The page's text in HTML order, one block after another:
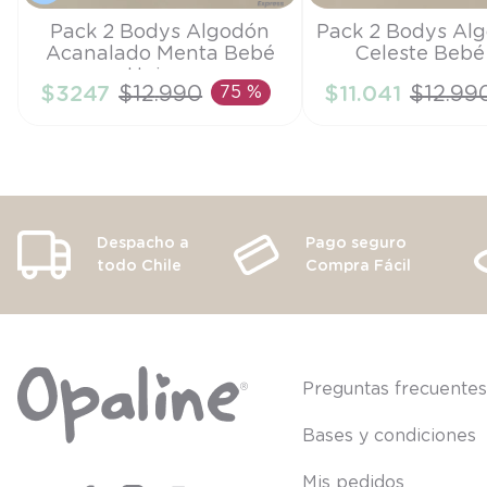
Talla
RN
AÑADIR AL CARRITO
Pack 2 Bodys Algodón
Acanalado Menta Bebé
Unisex
$3247 $12.990 75 %
Talla
AÑADIR AL
Pack 2 Bodys
Celeste
$11 .041 $12.
Despacho a
todo Chile
Pago seguro
Compra Fácil
Preguntas frecuentes
Bases y condiciones
Mis pedidos